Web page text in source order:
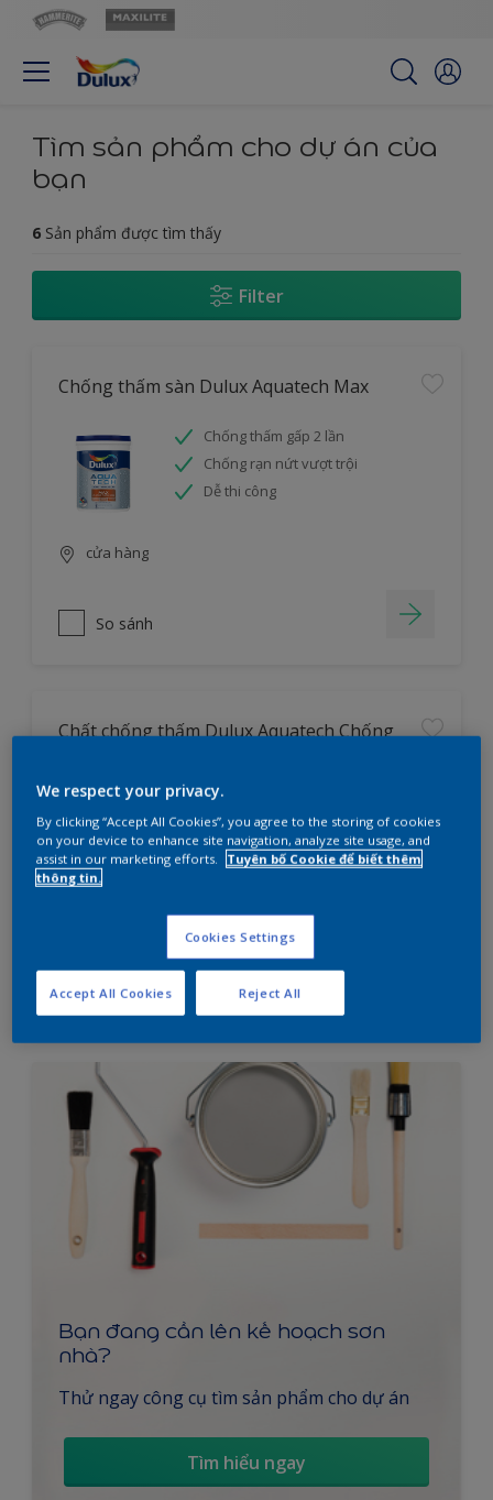
Tìm sản phẩm cho dự án của
bạn
6 Sản phẩm được tìm thấy
Filter
Chống thấm sàn Dulux Aquatech Max
Chống thấm gấp 2 lần
Chống rạn nứt vượt trội
Dễ thi công
cửa hàng
So sánh
Chất chống thấm Dulux Aquatech Chống
Chống thấm vượt trội
Độ bám dính cao
Không thêm chì & thủy ngân
So sánh
Bạn đang cần lên kế hoạch sơn
nhà?
Thử ngay công cụ tìm sản phẩm cho dự án
Tìm hiểu ngay
We respect your privacy.
By clicking “Accept All Cookies”, you agree to the storing of cookies
on your device to enhance site navigation, analyze site usage, and
assist in our marketing efforts.
Tuyên bố Cookie để biết thêm
thông tin.
Cookies Settings
Reject All
Accept All Cookies